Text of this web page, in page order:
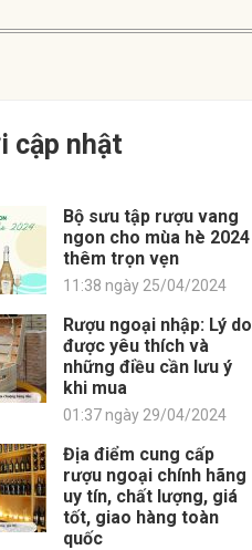
cập nhật
Bộ sưu tập rượu vang
ngon cho mùa hè 2024
thêm trọn vẹn
11:38 ngày 25/04/2024
Rượu ngoại nhập: Lý do
được yêu thích và
những điều cần lưu ý
khi mua
01:37 ngày 29/04/2024
Địa điểm cung cấp
rượu ngoại chính hãng
uy tín, chất lượng, giá
tốt, giao hàng toàn
quốc